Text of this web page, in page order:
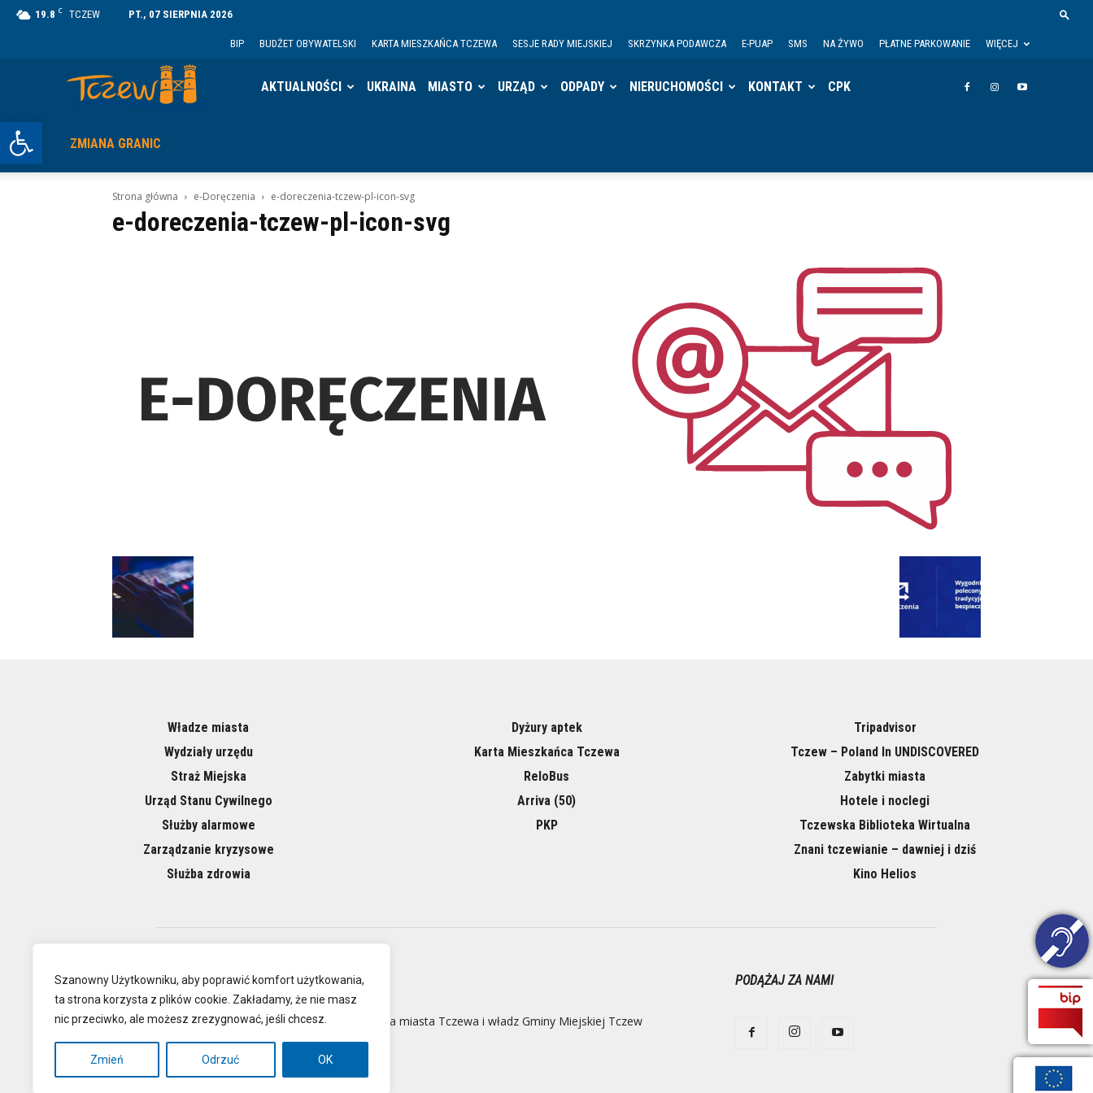
Otwórz pasek narzędzi
Szanowny Użytkowniku, aby poprawić komfort użytkowania,
ta strona korzysta z plików cookie. Zakładamy, że nie masz
nic przeciwko, ale możesz zrezygnować, jeśli chcesz.
Zmień Odrzuć OK
19.8 C TCZEW PT., 07 SIERPNIA 2026
BIP BUDŻET OBYWATELSKI KARTA MIESZKAŃCA TCZEWA SESJE RADY MIEJSKIEJ SKRZYNKA PODAWCZA E-PUAP SMS NA ŻYWO PŁATNE PARKOWANIE WIĘCEJ
AKTUALNOŚCI UKRAINA MIASTO URZĄD ODPADY NIERUCHOMOŚCI KONTAKT CPK
ZMIANA GRANIC
Strona główna e-Doręczenia e-doreczenia-tczew-pl-icon-svg
e-doreczenia-tczew-pl-icon-svg
Władze miasta
Wydziały urzędu
Straż Miejska
Urząd Stanu Cywilnego
Służby alarmowe
Zarządzanie kryzysowe
Służba zdrowia
Dyżury aptek
Karta Mieszkańca Tczewa
ReloBus
Arriva (50)
PKP
Tripadvisor
Tczew – Poland In UNDISCOVERED
Zabytki miasta
Hotele i noclegi
Tczewska Biblioteka Wirtualna
Znani tczewianie – dawniej i dziś
Kino Helios
O NAS
Oficjalna strona miasta Tczewa i władz Gminy Miejskiej Tczew
PODĄŻAJ ZA NAMI